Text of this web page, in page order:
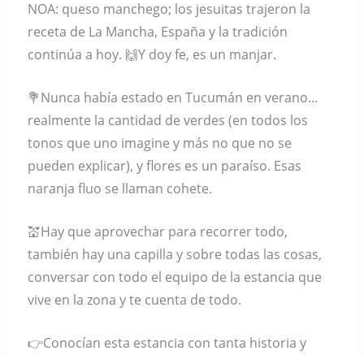
NOA: queso manchego; los jesuitas trajeron la
receta de La Mancha, España y la tradición
continúa a hoy. 🙌Y doy fe, es un manjar.
💐Nunca había estado en Tucumán en verano…
realmente la cantidad de verdes (en todos los
tonos que uno imagine y más no que no se
pueden explicar), y flores es un paraíso. Esas
naranja fluo se llaman cohete.
💒Hay que aprovechar para recorrer todo,
también hay una capilla y sobre todas las cosas,
conversar con todo el equipo de la estancia que
vive en la zona y te cuenta de todo.
👉Conocían esta estancia con tanta historia y